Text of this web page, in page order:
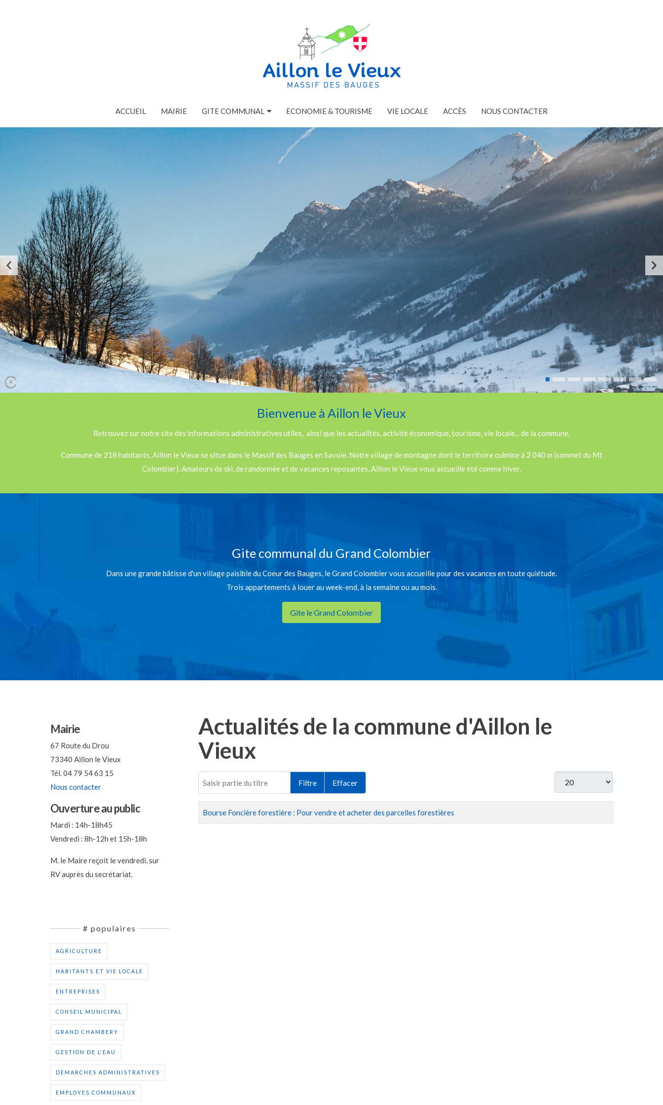
ACCUEIL MAIRIE GITE COMMUNAL ECONOMIE & TOURISME VIE LOCALE ACCÈS NOUS CONTACTER
Bienvenue à Aillon le Vieux
Retrouvez sur notre site des informations administratives utiles, ainsi que les actualités, activité économique, tourisme, vie locale... de la commune.
Commune de 218 habitants, Aillon le Vieux se situe dans le Massif des Bauges en Savoie. Notre village de montagne dont le territoire culmine à 2 040 m (sommet du Mt
Colombier). Amateurs de ski, de randonnée et de vacances reposantes, Aillon le Vieux vous accueille été comme hiver.
Gite communal du Grand Colombier
Dans une grande bâtisse d'un village paisible du Coeur des Bauges, le Grand Colombier vous accueille pour des vacances en toute quiétude.
Trois appartements à louer au week-end, à la semaine ou au mois.
Gite le Grand Colombier
Mairie
67 Route du Drou
73340 Aillon le Vieux
Tél. 04 79 54 63 15
Nous contacter
Ouverture au public
Mardi : 14h-18h45
Vendredi : 8h-12h et 15h-18h
M. le Maire reçoit le vendredi, sur
RV auprès du secrétariat.
# populaires
AGRICULTURE
HABITANTS ET VIE LOCALE
ENTREPRISES
CONSEIL MUNICIPAL
GRAND CHAMBERY
GESTION DE L'EAU
DEMARCHES ADMINISTRATIVES
EMPLOYES COMMUNAUX
Actualités de la commune d'Aillon le
Vieux
Filtre Effacer Afficher #
Titre
Bourse Foncière forestière : Pour vendre et acheter des parcelles forestières